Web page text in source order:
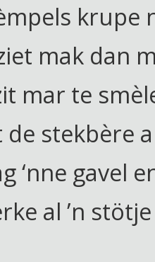
krupe
mak dan
mar te
de stekbère
‘nne gavel
al ’n